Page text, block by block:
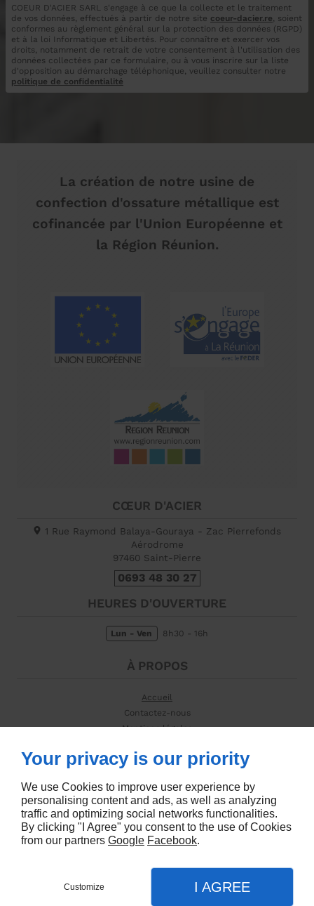
COEUR D'ACIER SARL s'engage à ce que la collecte et le traitement
de vos données, effectués à partir de notre site coeur-dacier.re, soient
conformes au règlement général sur la protection des données (RGPD)
et à la loi Informatique et Libertés. Pour connaître et exercer vos
droits, notamment de retrait de votre consentement à l'utilisation des
données collectées par ce formulaire, ou à vous inscrire sur la liste
d'opposition au démarchage téléphonique, veuillez consulter notre
politique de confidentialité
La création de notre usine de
confection d'ossature métallique est
cofinancée par l'Union Européenne et
la Région Réunion.
CŒUR D'ACIER
1 Rue Raymond Balaya-Gouraya - Zac Pierrefonds
Aérodrome
97460 Saint-Pierre
0693 48 30 27
HEURES D'OUVERTURE
Lun - Ven 8h30 - 16h
À PROPOS
Accueil
Contactez-nous
Mentions légales
SUIVEZ-NOUS
Your privacy is our priority
We use Cookies to improve user experience by
personalising content and ads, as well as analyzing
traffic and optimizing social networks functionalities.
By clicking "I Agree" you consent to the use of Cookies
from our partners Google Facebook.
Customize I AGREE